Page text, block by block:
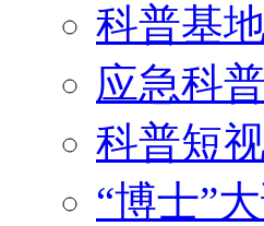
科普基
应急科普
科普短
“博士”